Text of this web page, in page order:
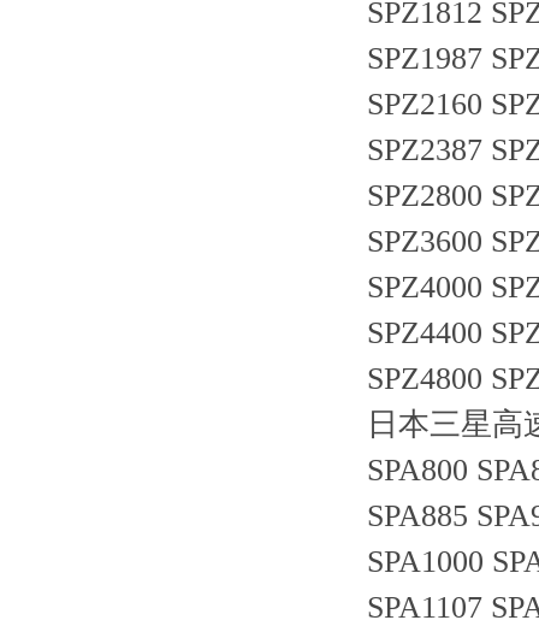
SPZ1812
SPZ1987
SPZ2160
SPZ2387
SPZ2800
SPZ3600
SPZ4000
SPZ4400
SPZ4800
日本三星高
SPA800
SPA885
SPA1000
SPA1107